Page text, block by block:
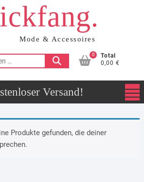
Mode & Accessoires
Suchen
nach:
0
Total
0,00 €
Produkte gefunden, die deiner